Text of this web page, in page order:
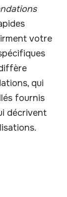
votre
qui
fournis
décrivent